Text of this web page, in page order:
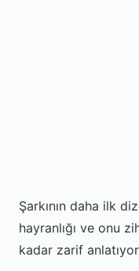
Şarkının daha ilk
hayranlığı ve onu
kadar zarif